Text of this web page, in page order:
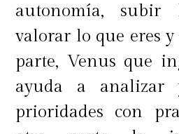
Toda la dinámica
personal se
sucesos
esparciendo
reivindicaciones
autonomía, subir
valorar lo que eres
parte, Venus que
ayuda a analizar
prioridades con